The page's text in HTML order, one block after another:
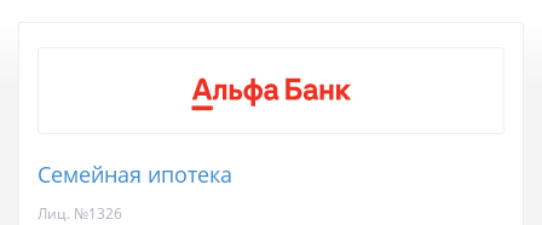
Семейная ипотека
Лиц. №1326